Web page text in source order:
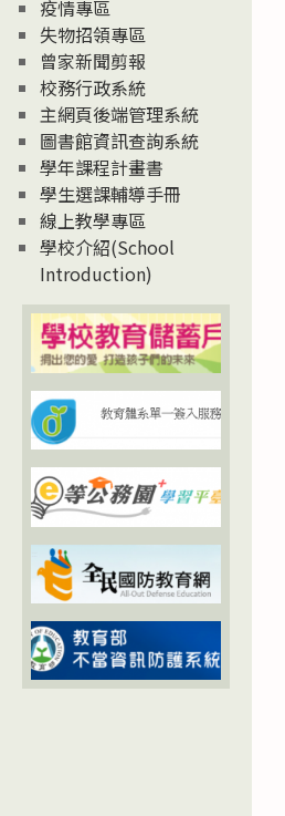
疫情專區
失物招領專區
曾家新聞剪報
校務行政系統
主網頁後端管理系統
圖書館資訊查詢系統
學年課程計畫書
學生選課輔導手冊
線上教學專區
學校介紹(School
Introduction)